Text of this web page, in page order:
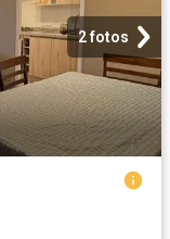
2 fotos